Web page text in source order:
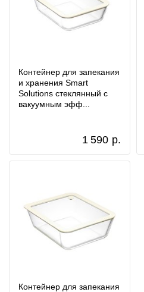
Контейнер для запекания
и хранения Smart
Solutions стеклянный с
вакуумным эфф...
1 590 р.
Контейнер для запекания